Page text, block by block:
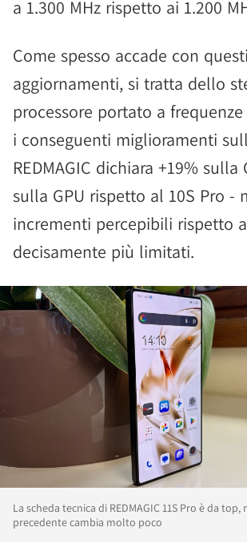
a 1.300 MHz rispetto ai 1.200
Come spesso accade con questi
aggiornamenti, si tratta dello
processore portato a
i conseguenti miglioramenti
REDMAGIC dichiara +19% sulla
sulla GPU rispetto al 10S Pro -
incrementi percepibili rispetto
decisamente più limitati.
La scheda tecnica di REDMAGIC 11S Pro è da
precedente cambia molto poco